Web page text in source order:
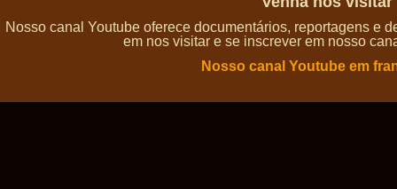
Nosso canal Youtube oferece documentários, reportagens e
em nos visitar e se inscrever em nosso
Nosso canal Youtube em